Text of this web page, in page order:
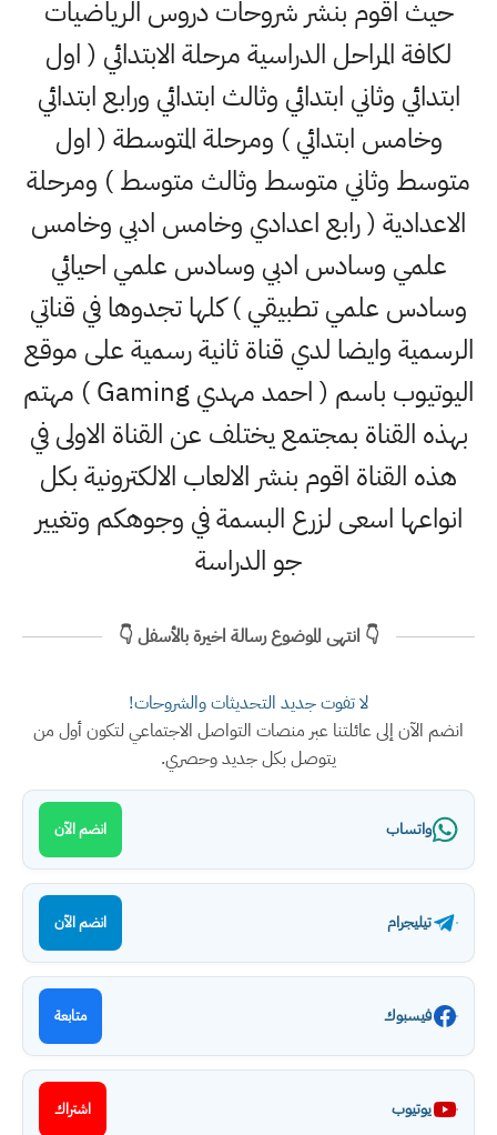
حيث اقوم بنشر شروحات دروس الرياضيات
لكافة المراحل الدراسية مرحلة الابتدائي ( اول
ابتدائي وثاني ابتدائي وثالث ابتدائي ورابع ابتدائي
وخامس ابتدائي ) ومرحلة المتوسطة ( اول
متوسط وثاني متوسط وثالث متوسط ) ومرحلة
الاعدادية ( رابع اعدادي وخامس ادبي وخامس
علمي وسادس ادبي وسادس علمي احيائي
وسادس علمي تطبيقي ) كلها تجدوها في قناتي
الرسمية وايضا لدي قناة ثانية رسمية على موقع
اليوتيوب باسم ( احمد مهدي Gaming ) مهتم
بهذه القناة بمجتمع يختلف عن القناة الاولى في
هذه القناة اقوم بنشر الالعاب الالكترونية بكل
انواعها اسعى لزرع البسمة في وجوهكم وتغيير
جو الدراسة
👇 انتهى الموضوع رسالة اخيرة بالأسفل 👇
لا تفوت جديد التحديثات والشروحات!
انضم الآن إلى عائلتنا عبر منصات التواصل الاجتماعي لتكون أول من
يتوصل بكل جديد وحصري.
واتساب انضم الآن
تيليجرام انضم الآن
فيسبوك متابعة
يوتيوب اشتراك